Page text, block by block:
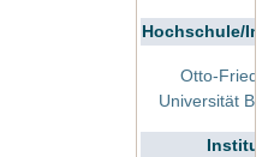
Hochschule/
Otto-
Universität
Institut